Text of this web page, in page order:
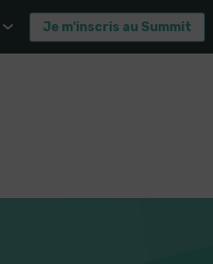
Je m'inscris au Summit